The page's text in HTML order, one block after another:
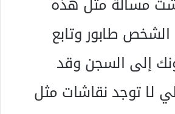
طابور وتابع
إلى السجن وقد
لا توجد نقاشات مثل